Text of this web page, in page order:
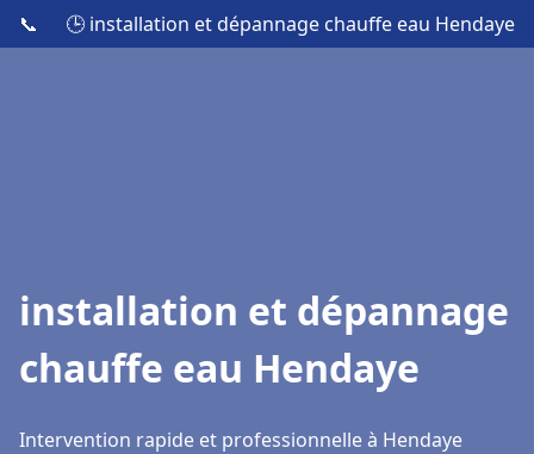
📞 🕒 installation et dépannage chauffe eau Hendaye
installation et dépannage
chauffe eau Hendaye
Intervention rapide et professionnelle à Hendaye